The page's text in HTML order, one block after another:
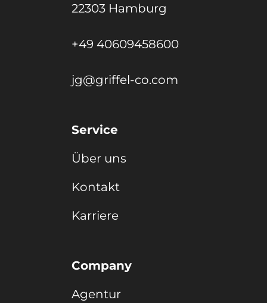
22303 Hamburg
+49 40609458600
jg@griffel-co.com
Service
Über uns
Kontakt
Karriere
Company
Agentur